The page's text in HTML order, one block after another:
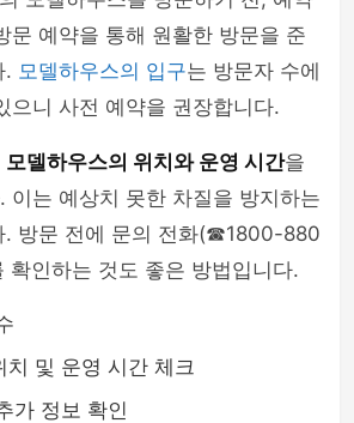
문 예약을 통해 원활한 방문을 준
. 모델하우스의 입구는 방문자 수에
으니 사전 예약을 권장합니다.
모델하우스의 위치와 운영 시간을
이는 예상치 못한 차질을 방지하는
. 방문 전에 문의 전화(☎1800-880
확인하는 것도 좋은 방법입니다.
치 및 운영 시간 체크
가 정보 확인